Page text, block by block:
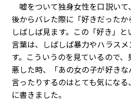
嘘をついて独身女性を口説いて
後からバレた際に「好きだった
しばしば見ます。この「好き」
言葉は、しばしば暴力やハラス
す。こういうのを見ているので
悪した時、「あの女の子が好き
言ったりするのはとても気にな
に書きました。